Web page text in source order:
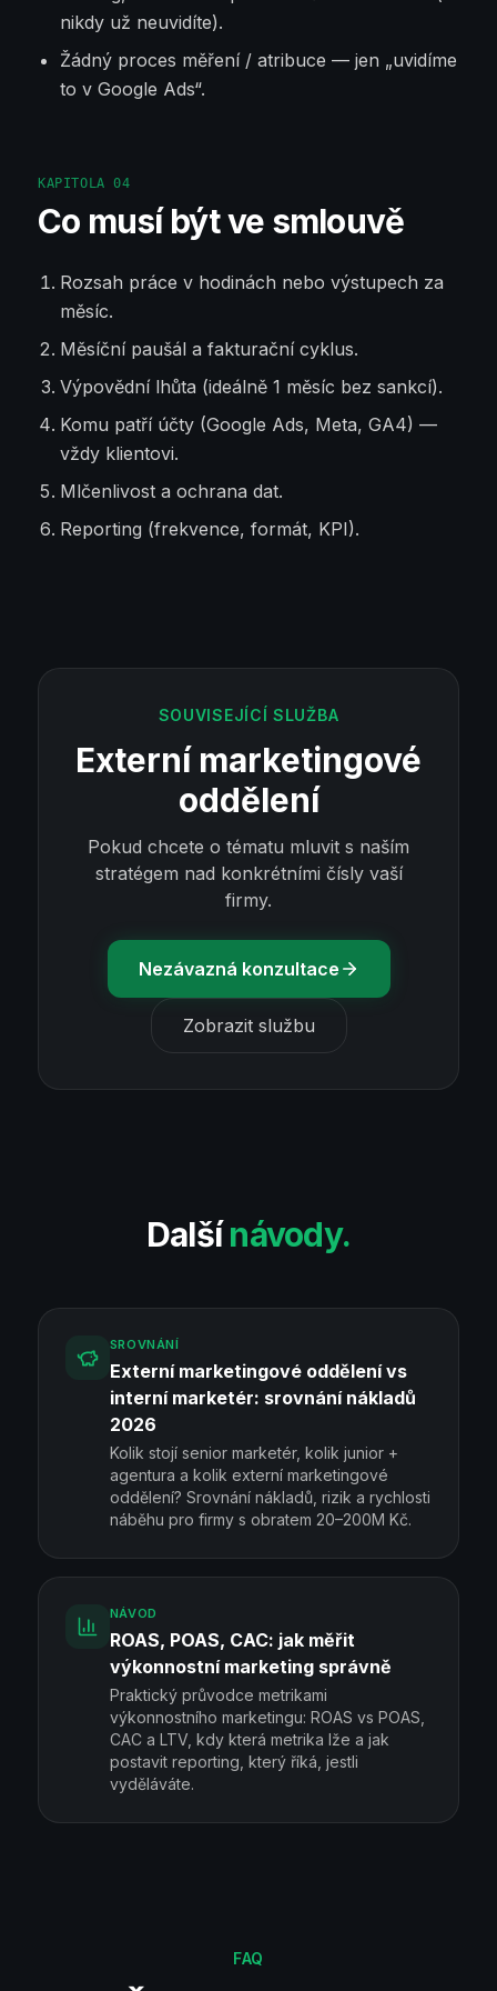
nikdy už neuvidíte).
Žádný proces měření / atribuce — jen „uvidíme
to v Google Ads“.
KAPITOLA04
Co musí být ve smlouvě
Rozsah práce v hodinách nebo výstupech za
měsíc.
Měsíční paušál a fakturační cyklus.
Výpovědní lhůta (ideálně 1 měsíc bez sankcí).
Komu patří účty (Google Ads, Meta, GA4) —
vždy klientovi.
Mlčenlivost a ochrana dat.
Reporting (frekvence, formát, KPI).
SOUVISEJÍCÍ SLUŽBA
Externí marketingové
oddělení
Pokud chcete o tématu mluvit s naším
stratégem nad konkrétními čísly vaší
firmy.
Nezávazná konzultace
Zobrazit službu
Dalšínávody.
SROVNÁNÍ
Externí marketingové oddělení vs
interní marketér: srovnání nákladů
2026
Kolik stojí senior marketér, kolik junior +
agentura a kolik externí marketingové
oddělení? Srovnání nákladů, rizik a rychlosti
náběhu pro firmy s obratem 20–200M Kč.
NÁVOD
ROAS, POAS, CAC: jak měřit
výkonnostní marketing správně
Praktický průvodce metrikami
výkonnostního marketingu: ROAS vs POAS,
CAC a LTV, kdy která metrika lže a jak
postavit reporting, který říká, jestli
vyděláváte.
FAQ